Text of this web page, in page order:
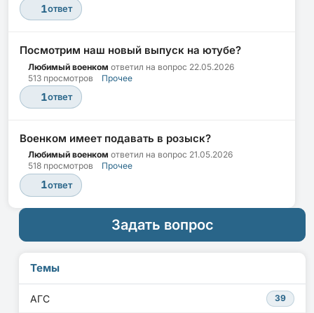
1ответ
Посмотрим наш новый выпуск на ютубе?
Любимый военком ответил на вопрос 22.05.2026
513 просмотров
Прочее
1ответ
Военком имеет подавать в розыск?
Любимый военком ответил на вопрос 21.05.2026
518 просмотров
Прочее
1ответ
Задать вопрос
Темы
АГС 39